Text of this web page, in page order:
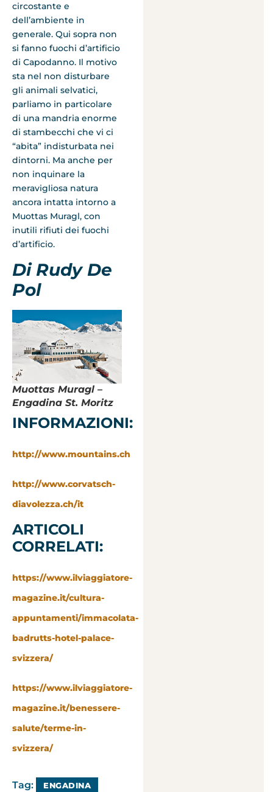
circostante e
dell’ambiente in
generale. Qui sopra non
si fanno fuochi d’artificio
di Capodanno. Il motivo
sta nel non disturbare
gli animali selvatici,
parliamo in particolare
di una mandria enorme
di stambecchi che vi ci
“abita” indisturbata nei
dintorni. Ma anche per
non inquinare la
meravigliosa natura
ancora intatta intorno a
Muottas Muragl, con
inutili rifiuti dei fuochi
d’artificio.
Di Rudy De
Pol
Muottas Muragl –
Engadina St. Moritz
INFORMAZIONI:
http://www.mountains.ch
http://www.corvatsch-
diavolezza.ch/it
ARTICOLI
CORRELATI:
https://www.ilviaggiatore-
magazine.it/cultura-
appuntamenti/immacolata-
badrutts-hotel-palace-
svizzera/
https://www.ilviaggiatore-
magazine.it/benessere-
salute/terme-in-
svizzera/
Tag: ENGADINA